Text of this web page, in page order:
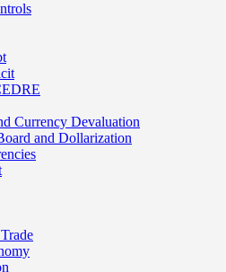
Currency Devaluation
and Dollarization